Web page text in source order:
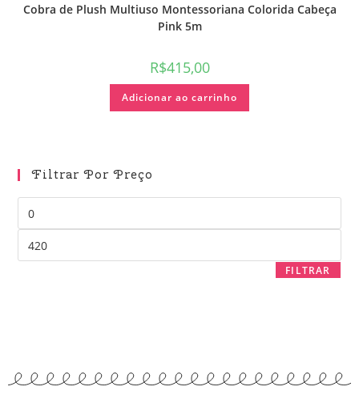
Cobra de Plush Multiuso Montessoriana Colorida Cabeça
Pink 5m
R$415,00
Adicionar ao carrinho
Filtrar Por Preço
FILTRAR